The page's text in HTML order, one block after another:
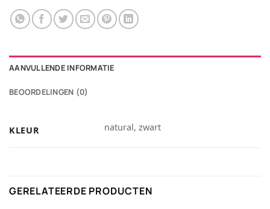
AANVULLENDE INFORMATIE
BEOORDELINGEN (0)
KLEUR natural, zwart
GERELATEERDE PRODUCTEN